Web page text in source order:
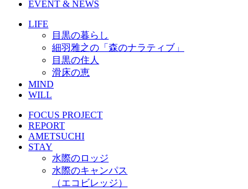
EVENT & NEWS
LIFE
目黒の暮らし
細羽雅之の「森のナラティブ」
目黒の住人
滑床の恵
MIND
WILL
FOCUS PROJECT
REPORT
AMETSUCHI
STAY
水際のロッジ
水際のキャンパス
（エコビレッジ）